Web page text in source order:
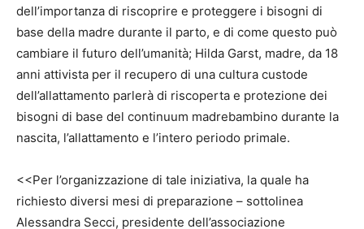
dell’importanza di riscoprire e proteggere i bisogni di
base della madre durante il parto, e di come questo può
cambiare il futuro dell’umanità; Hilda Garst, madre, da 18
anni attivista per il recupero di una cultura custode
dell’allattamento parlerà di riscoperta e protezione dei
bisogni di base del continuum madrebambino durante la
nascita, l’allattamento e l’intero periodo primale.
<<Per l’organizzazione di tale iniziativa, la quale ha
richiesto diversi mesi di preparazione – sottolinea
Alessandra Secci, presidente dell’associazione